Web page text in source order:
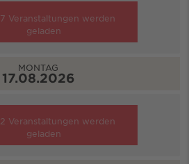
7 Veranstaltungen werden
geladen
MONTAG
17.08.2026
2 Veranstaltungen werden
geladen